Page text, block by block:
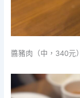
醬豬肉（中，340元）